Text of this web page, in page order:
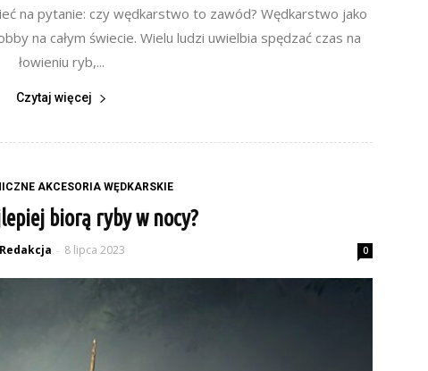
na pytanie: czy wędkarstwo to zawód? Wędkarstwo jako
na całym świecie. Wielu ludzi uwielbia spędzać czas na
łowieniu ryb,...
Czytaj więcej
AKCESORIA WĘDKARSKIE
biorą ryby w nocy?
Redakcja - 8 lipca 2023 0